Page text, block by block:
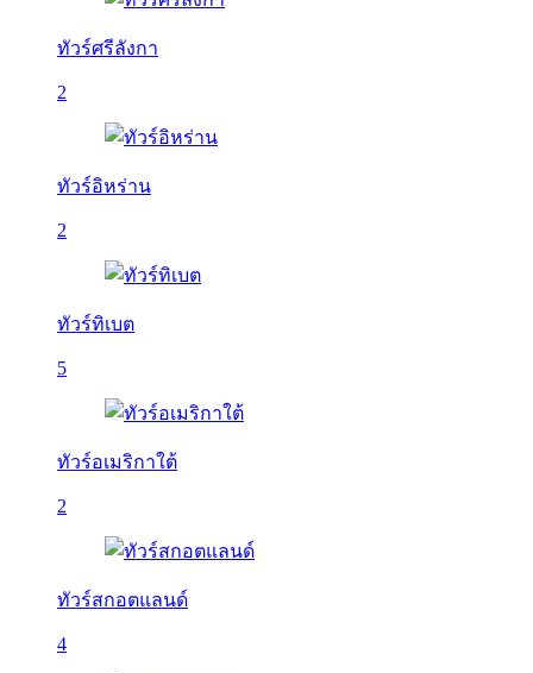
ทัวร์ศรีลังกา
2
ทัวร์อิหร่าน
2
ทัวร์ทิเบต
5
ทัวร์อเมริกาใต้
2
ทัวร์สกอตแลนด์
4